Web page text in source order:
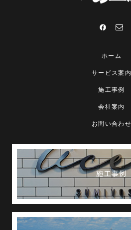
ホーム
サービス案内
施工事例
会社案内
お問い合わせ
施工事例